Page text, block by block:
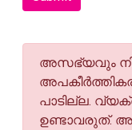
അസഭ്യവും
പാടില്ല.
ഉണ്ടാവരുത്.